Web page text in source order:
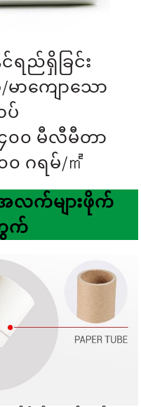
ည်ရှိခြင်း
/မာကျောသော
၀၀ မီလီမီတာ
၀ ဂရမ်/㎡
က်များဖိုက်
က်